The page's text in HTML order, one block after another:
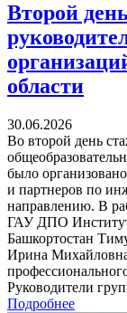
Второй
области
30.06.2026
Во второй день
было
и партнеров по
направлению. В
ГАУ ДПО Институт
Башкортостан
Ирина
Руководители
Подробнее